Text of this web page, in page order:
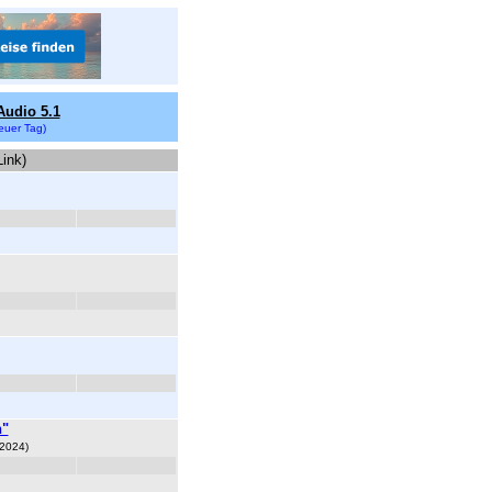
5.1
Tag)